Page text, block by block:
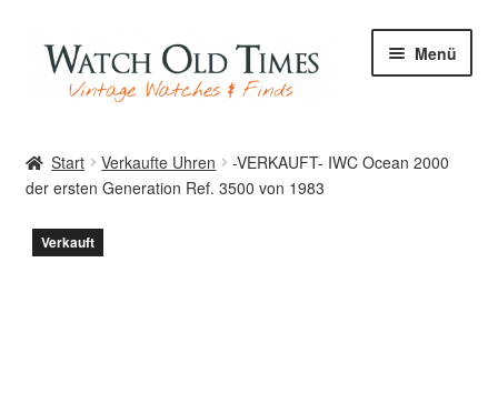
Zur
Navigation
springen
Zum
Inhalt
springen
Menü
Uhren
Start Verkaufte Uhren
-VERKAUFT- IWC Ocean 2000
der ersten Generation Ref. 3500 von 1983
Verkauft